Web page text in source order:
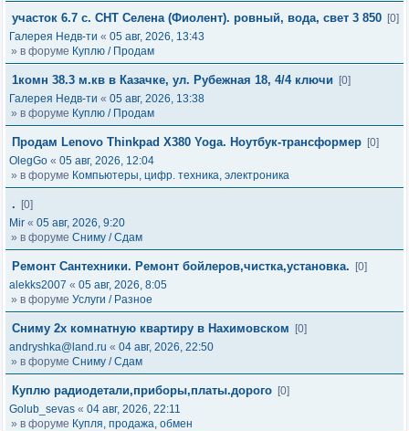
участок 6.7 с. СНТ Селена (Фиолент). ровный, вода, свет 3 850 [0]
Галерея Недв-ти « 05 авг, 2026, 13:43
» в форуме Куплю / Продам
1комн 38.3 м.кв в Казачке, ул. Рубежная 18, 4/4 ключи
[0]
Галерея Недв-ти « 05 авг, 2026, 13:38
» в форуме Куплю / Продам
Продам Lenovo Thinkpad X380 Yoga. Ноутбук-трансформер [0]
OlegGo « 05 авг, 2026, 12:04
» в форуме Компьютеры, цифр. техника, электроника
.
[0]
Mir « 05 авг, 2026, 9:20
» в форуме Сниму / Сдам
Ремонт Сантехники. Ремонт бойлеров,чистка,установка.
[0]
alekks2007 « 05 авг, 2026, 8:05
» в форуме Услуги / Разное
Сниму 2х комнатную квартиру в Нахимовском
[0]
andryshka@land.ru « 04 авг, 2026, 22:50
» в форуме Сниму / Сдам
Куплю радиодетали,приборы,платы.дорого [0]
Golub_sevas « 04 авг, 2026, 22:11
» в форуме Купля, продажа, обмен